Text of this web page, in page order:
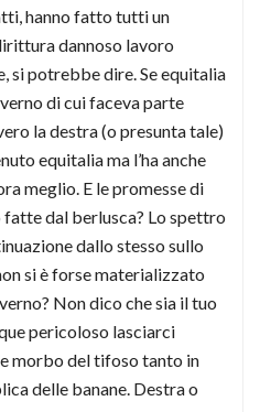
hanno fatto tutti un
dannoso lavoro
si potrebbe dire. Se equitalia
di cui faceva parte
la destra (o presunta tale)
equitalia ma l’ha anche
meglio. E le promesse di
dal berlusca? Lo spettro
dallo stesso sullo
si è forse materializzato
Non dico che sia il tuo
pericoloso lasciarci
morbo del tifoso tanto in
delle banane. Destra o